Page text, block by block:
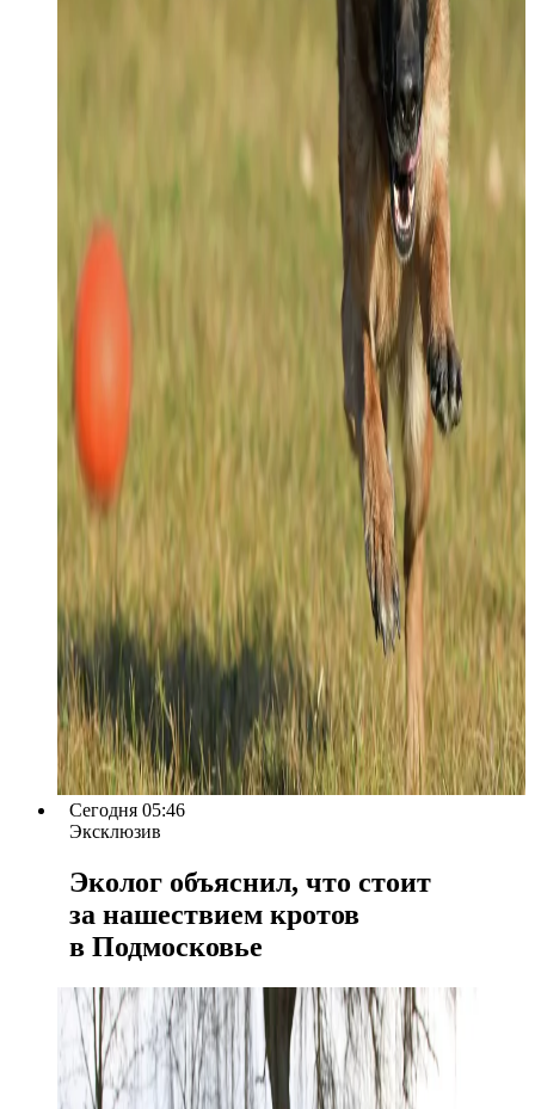
Сегодня 05:46
Эксклюзив
Эколог объяснил, что стоит
за нашествием кротов
в Подмосковье